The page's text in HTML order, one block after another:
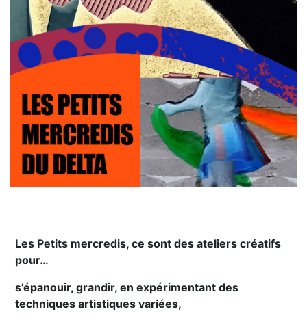
Les Petits mercredis, ce sont des ateliers créatifs
pour…
s’épanouir, grandir, en expérimentant des
techniques artistiques variées,